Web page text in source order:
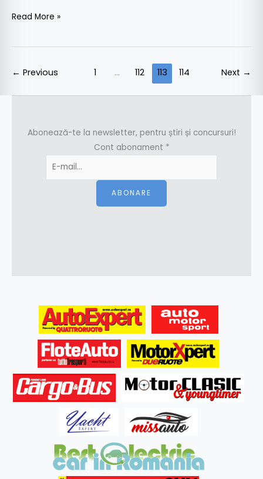
Read More »
← Previous 1 … 112 113 114 Next →
Abonează-te la newsletter, pentru știri și concursuri!
Cont abonament *
ABONARE